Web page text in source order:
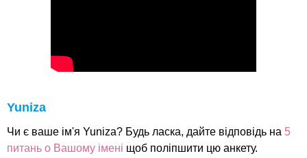
Yuniza
Чи є ваше ім'я Yuniza? Будь ласка, дайте відповідь на 5
питань о Вашому імені щоб поліпшити цю анкету.